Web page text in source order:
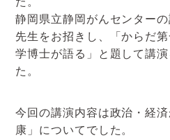
静岡県立静岡がんセンター
先生をお招きし、「から
学博士が語る」と題して講
た。
今回の講演内容は政治・経
康」についてでした。